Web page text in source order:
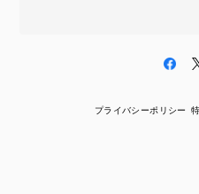
プライバシーポリシー